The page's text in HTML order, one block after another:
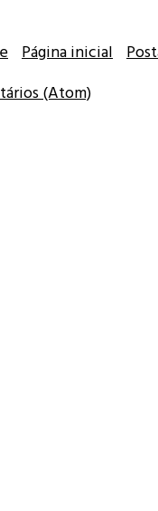
Página inicial
(Atom)